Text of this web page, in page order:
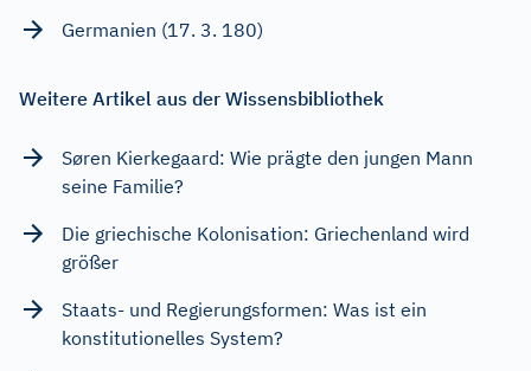
Germanien (17. 3. 180)
Weitere Artikel aus der Wissensbibliothek
Søren Kierkegaard: Wie prägte den jungen Mann
seine Familie?
Die griechische Kolonisation: Griechenland wird
größer
Staats- und Regierungsformen: Was ist ein
konstitutionelles System?